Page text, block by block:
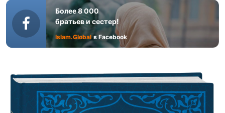
Более 8 000
братьев и сестер!
Islam.Global в Facebook